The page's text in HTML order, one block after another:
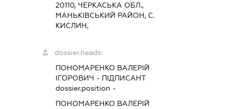
20110, ЧЕРКАСЬКА ОБЛ.,
МАНЬКIВСЬКИЙ РАЙОН, С.
КИСЛИН,
dossier.heads:
ПОНОМАРЕНКО ВАЛЕРІЙ
ІГОРОВИЧ - ПІДПИСАНТ
dossier.position -
ПОНОМАРЕНКО ВАЛЕРІЙ